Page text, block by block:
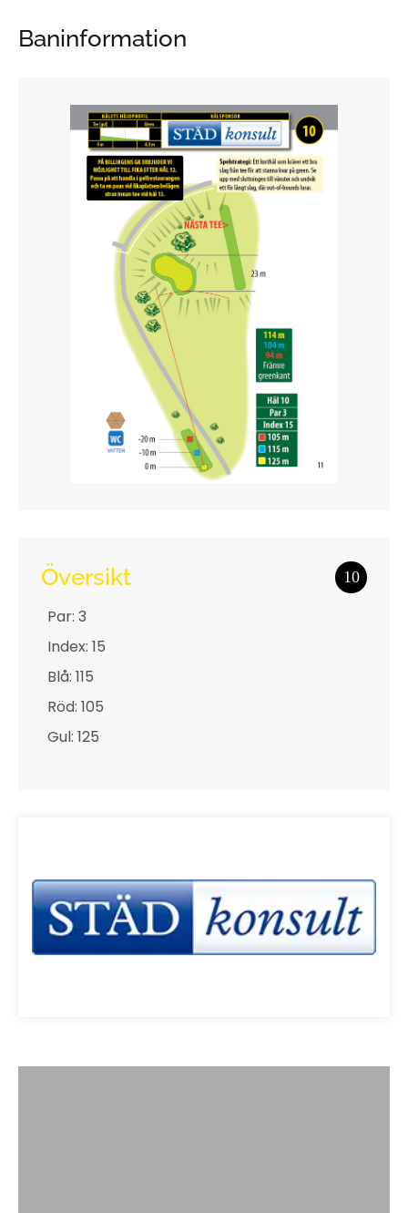
Baninformation
Översikt 10
Par: 3
Index: 15
Blå: 115
Röd: 105
Gul: 125